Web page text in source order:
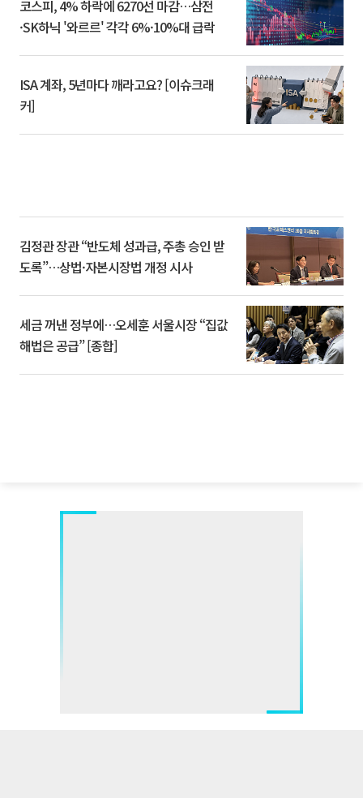
코스피, 4% 하락에 6270선 마감…삼전
·SK하닉 '와르르' 각각 6%·10%대 급락
ISA 계좌, 5년마다 깨라고요? [이슈크래
커]
김정관 장관 “반도체 성과급, 주총 승인 받
도록”…상법·자본시장법 개정 시사
세금 꺼낸 정부에…오세훈 서울시장 “집값
해법은 공급” [종합]